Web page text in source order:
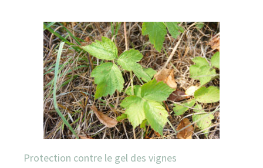
Protection contre le gel des vignes